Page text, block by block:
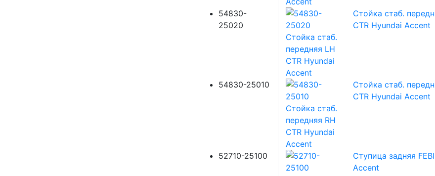
54830-
25020
Стойка стаб.
CTR Hyundai Accent
54830-25010
Стойка стаб.
CTR Hyundai Accent
52710-25100
Ступица задняя
Accent